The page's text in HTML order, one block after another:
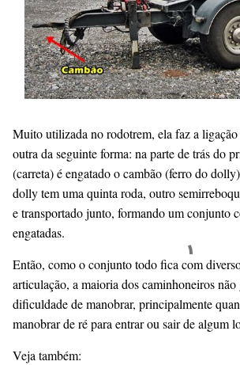
Muito utilizada no rodotrem, ela faz a ligação
outra da seguinte forma: na parte de trás do
(carreta) é engatado o cambão (ferro do
dolly tem uma quinta roda, outro
e transportado junto, formando um conjunto
engatadas.
Então, como o conjunto todo fica com
articulação, a maioria dos caminhoneiros não
dificuldade de manobrar, principalmente
manobrar de ré para entrar ou sair de algum
Veja também: